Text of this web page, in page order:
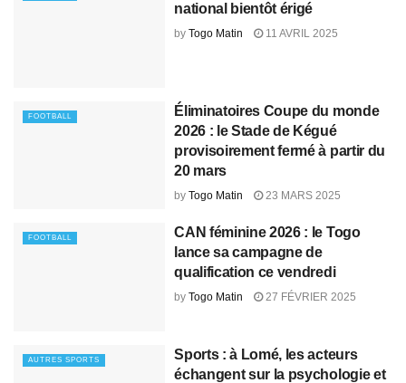
national bientôt érigé
by Togo Matin 11 AVRIL 2025
FOOTBALL
Éliminatoires Coupe du monde
2026 : le Stade de Kégué
provisoirement fermé à partir du
20 mars
by Togo Matin 23 MARS 2025
FOOTBALL
CAN féminine 2026 : le Togo
lance sa campagne de
qualification ce vendredi
by Togo Matin 27 FÉVRIER 2025
AUTRES SPORTS
Sports : à Lomé, les acteurs
échangent sur la psychologie et